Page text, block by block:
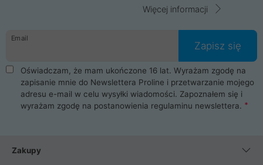
Więcej informacji
Email
Zapisz się
Oświadczam, że mam ukończone 16 lat. Wyrażam zgodę na
zapisanie mnie do Newslettera Proline i przetwarzanie mojego
adresu e-mail w celu wysyłki wiadomości. Zapoznałem się i
wyrażam zgodę na postanowienia regulaminu newslettera.
Zakupy